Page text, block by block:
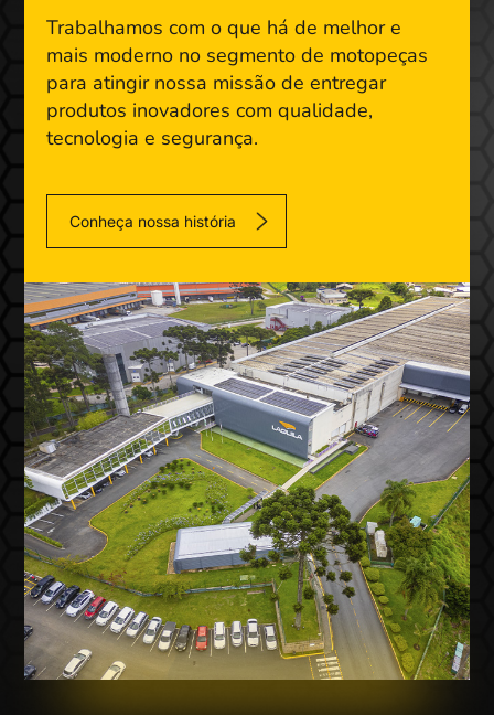
Trabalhamos com o que há de melhor e
mais moderno no segmento de motopeças
para atingir nossa missão de entregar
produtos inovadores com qualidade,
tecnologia e segurança.
Conheça nossa história